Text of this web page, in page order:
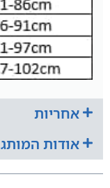
אחריות
אודות המותג